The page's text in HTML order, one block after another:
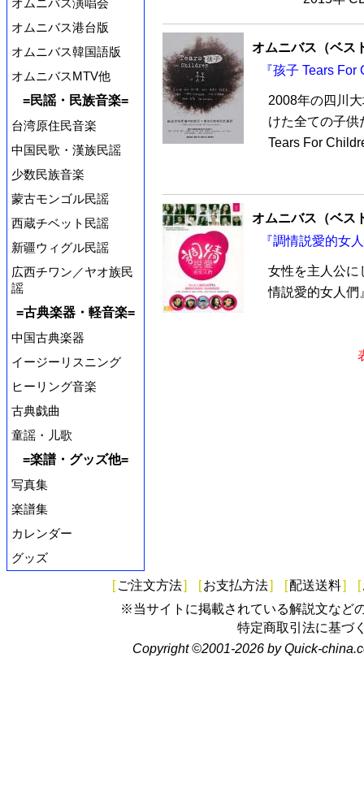
オムニバス演唱会
オムニバス港台版
オムニバス韓国語版
オムニバスMTV他
=民謡・民族音楽=
台湾原住民音楽
中国民歌・漢族民謡
少数民族音楽
蒙古モンゴル民謡
西蔵チベット民謡
新疆ウィグル民謡
広西チワン／ヤオ族民
謡
=古典楽器・軽音楽=
中国古典楽器
イージーリスニング
ヒーリング音楽
古典戯曲
童謡・儿歌
=楽譜・グッズ他=
写真集
楽譜集
カレンダー
グッズ
オムニバス（ベス
『孩子 Tears
2008年の四川
けた全ての子供
Tears For
オムニバス（ベス
『調情説愛的女
女性を主人公に
情説愛的女人們
[ ご注文方法] [お支払方法] [配送送料] [
※当サイトに掲載されている解説文など
特定商取引法に基づ
Copyright ©2001-2026 by Quick-